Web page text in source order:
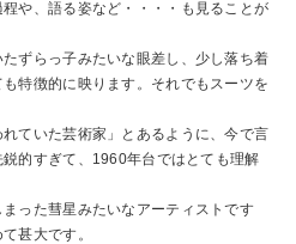
や、語る姿など・・・・も見ることが
ずらっ子みたいな眼差し、少し落ち着
特徴的に映ります。それでもスーツを
ていた芸術家」とあるように、今で言
的すぎて、1960年台ではとても理解
った彗星みたいなアーティストです
甚大です。